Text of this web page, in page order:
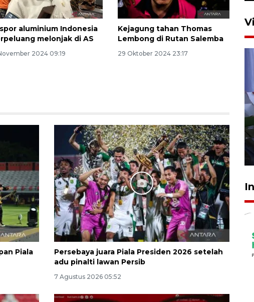
aluminium Indonesia
melonjak di AS
2024 09:19
Kejagung tahan Thomas
Lembong di Rutan Salemba
29 Oktober 2024 23:17
Piala
Persebaya juara Piala Presiden 2026 setelah
adu pinalti lawan Persib
7 Agustus 2026 05:52
pengeroyokan maling ayam di
Tabanan
27 Juli 2026 22:32